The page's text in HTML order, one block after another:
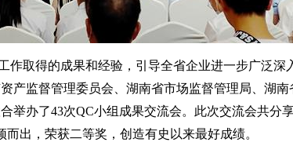
作取得的成果和经验，引导全省企业进一步广泛深
产监督管理委员会、湖南省市场监督管理局、湖
举办了43次QC小组成果交流会。此次交流会共分
出，荣获二等奖，创造有史以来最好成绩。